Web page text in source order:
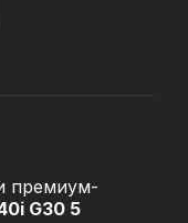
премиум-
G30 5